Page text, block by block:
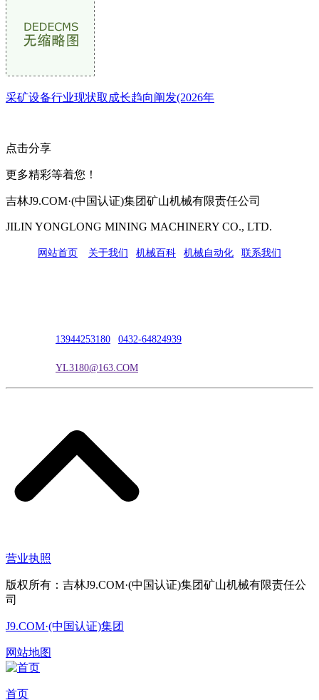
采矿设备行业现状取成长趋向阐发(2026年
点击分享
更多精彩等着您！
吉林J9.COM·(中国认证)集团矿山机械有限责任公司
JILIN YONGLONG MINING MACHINERY CO., LTD.
网站首页 关于我们 机械百科 机械自动化 联系我们
13944253180 0432-64824939
YL3180@163.COM
营业执照
版权所有：吉林J9.COM·(中国认证)集团矿山机械有限责任公
司
J9.COM·(中国认证)集团
网站地图
首页